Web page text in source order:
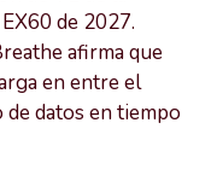
de 2027.
afirma que
en entre el
datos en tiempo